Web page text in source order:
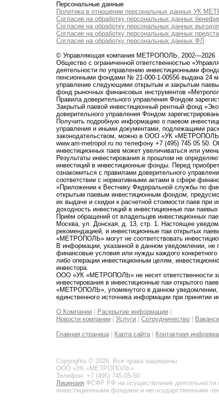
Персональные данные
Политика в отношении персональных данных УК
Согласие на обработку персональных данных
Согласие на обработку персональных данных
Согласие на обработку персональных данных
Согласие на обработку персональных данных ФЛ
© Управляющая компания МЕТРОПОЛЬ, 2002—2026
Общество с ограниченной ответственностью
деятельности по управлению инвестиционными
пенсионными фондами № 21-000-1-00556 выдана 24
управление следующими открытым и закрытым
фонд рыночных финансовых инструментов
Правила доверительного управления Фондом
Закрытый паевой инвестиционный рентный фонд
доверительного управления Фондом
Получить подробную информацию о паевом
управления и иными документами, подлежащими
законодательством, можно в ООО «УК
www.am-metropol.ru по телефону +7 (495) 745 05
инвестиционных паев может увеличиваться или
Результаты инвестирования в прошлом не
инвестиций в инвестиционные фонды. Перед
ознакомиться с правилами доверительного
соответствии с нормативными актами в сфере
«Приложении к Вестнику Федеральной службы по
открытым паевым инвестиционным фондом,
их выдаче и скидки к расчетной стоимости паев при
доходность инвестиций в инвестиционные паи
Приём обращений от владельцев инвестиционных
Москва, ул. Донская, д. 13, стр. 1. Настоящее
рекомендацией, и инвестиционные паи открытых
«МЕТРОПОЛЬ» могут не соответствовать
В информации, указанной в данном уведомлении,
финансовые условия или нужды каждого
либо операции инвестиционным целям,
инвестора.
ООО «УК «МЕТРОПОЛЬ» не несет ответственности
инвестирования в инвестиционные паи открытого
«МЕТРОПОЛЬ», упомянутого в данном уведомлении,
единственного источника информации при принятии
О Компании
Раскрытие информации
Новости компании
Услуги Сотрудничество
Главная страница Карта сайта Контактная
Copyrights © 2026. Все права защищены
ООО «УК «МЕТРОПОЛЬ»
Телефон: +7 (495) 745-05-50
Лицензия ФСФР РФ на осуществление
инвестиционными фондами и негосударственными